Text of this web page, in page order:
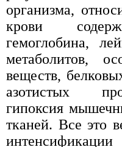
организма,
крови
гемоглобина,
метаболитов,
веществ,
азотистых
гипоксия
тканей. Все это